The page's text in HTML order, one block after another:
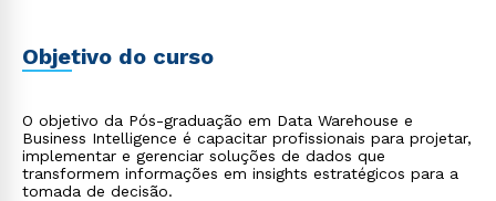
Objetivo do curso
O objetivo da Pós-graduação em Data Warehouse e
Business Intelligence é capacitar profissionais para projetar,
implementar e gerenciar soluções de dados que
transformem informações em insights estratégicos para a
tomada de decisão.